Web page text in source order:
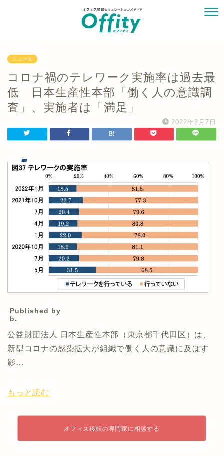
ニュース
コロナ禍のテレワーク実施率は過去最
低 日本生産性本部「働く人の意識調
査」、実施者は「満足」
2022年2月7日
Published by
b.
公益財団法人 日本生産性本部（東京都千代田区）は、
新型コロナの感染拡大が組織で働く人の意識に及ぼす
影…
もっと読む
オフィス移転の専門家に相談する